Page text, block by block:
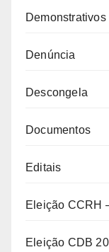
Denúncia
Descongela
Documentos
Editais
Eleição CCRH
Eleição CDB